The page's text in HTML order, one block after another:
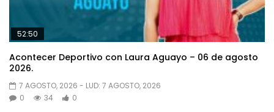
52:50
Acontecer Deportivo con Laura Aguayo – 06 de agosto
2026.
7 AGOSTO, 2026 - LUD: 7 AGOSTO, 2026
0
34 0